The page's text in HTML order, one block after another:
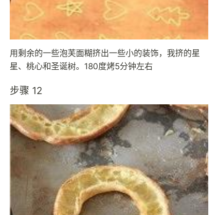
用剩余的一些泡芙面糊挤出一些小的装饰，我挤的星
星、桃心和圣诞树。180度烤5分钟左右
步骤 12